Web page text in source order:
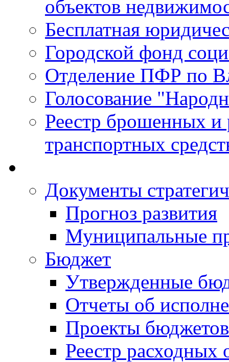
объектов
Бесплатная
Городской фонд
Отделение ПФР по
Голосование
Реестр брошенных и
транспортных
Документы
Прогноз развития
Муниципальные
Бюджет
Утвержденные
Отчеты об
Проекты бюджетов
Реестр расходных